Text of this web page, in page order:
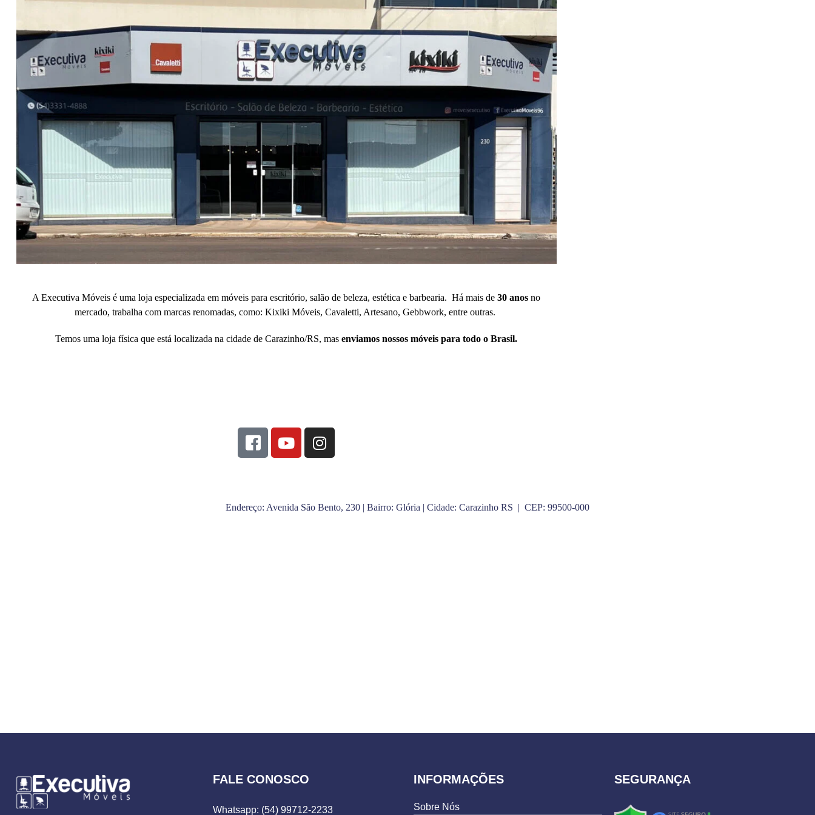
A Executiva Móveis é uma loja especializada em móveis para escritório, salão de beleza, estética e barbearia.Há mais de30 anos no
mercado, trabalha com marcas renomadas, como: Kixiki Móveis,Cavaletti,Artesano,Gebbwork, entre outras.
Temos uma loja física que está localizada na cidade de Carazinho/RS, masenviamos nossos móveis para todo o Brasil.
Endereço: Avenida São Bento, 230 | Bairro: Glória | Cidade: Carazinho RS | CEP: 99500-000
FALE CONOSCO
Whatsapp: (54) 99712-2233
INFORMAÇÕES
Sobre Nós
SEGURANÇA